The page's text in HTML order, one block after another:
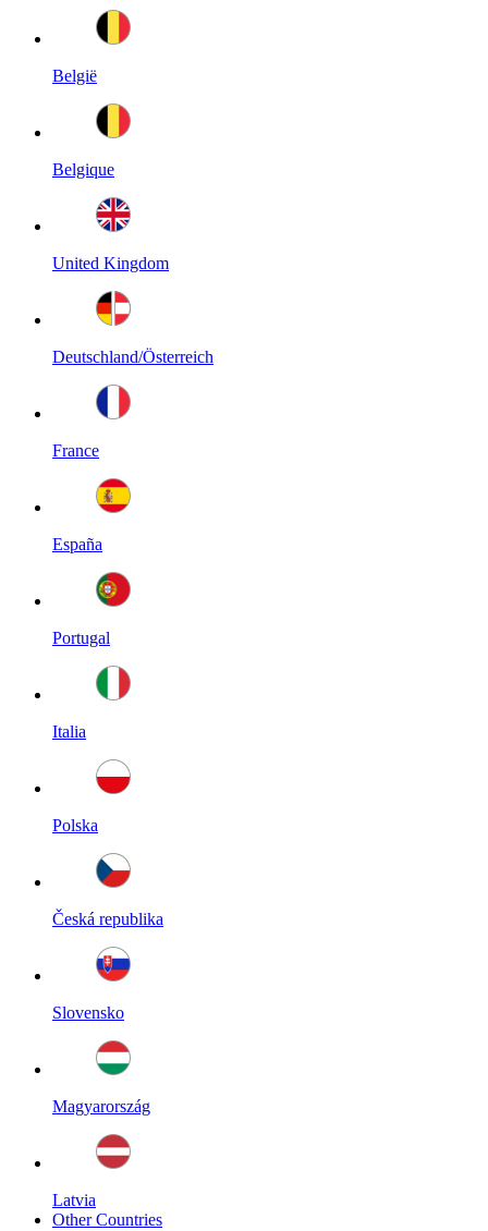
België
Belgique
United Kingdom
Deutschland/Österreich
France
España
Portugal
Italia
Polska
Česká republika
Slovensko
Magyarország
Latvia
Other Countries